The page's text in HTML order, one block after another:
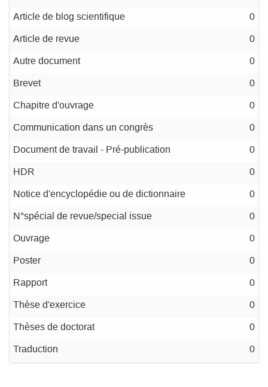
Article de blog scientifique 0
Article de revue 0
Autre document 0
Brevet 0
Chapitre d'ouvrage 0
Communication dans un congrès 0
Document de travail - Pré-publication 0
HDR 0
Notice d'encyclopédie ou de dictionnaire 0
N°spécial de revue/special issue 0
Ouvrage 0
Poster 0
Rapport 0
Thèse d'exercice 0
Thèses de doctorat 0
Traduction 0